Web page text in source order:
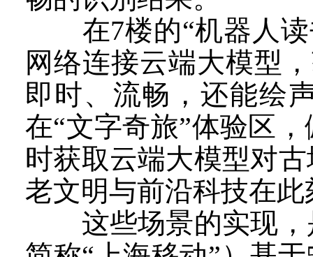
在7楼的“机器人读
网络连接云端大模型
即时、流畅，还能绘
在“文字奇旅”体验区
时获取云端大模型对
老文明与前沿科技在
这些场景的实现，